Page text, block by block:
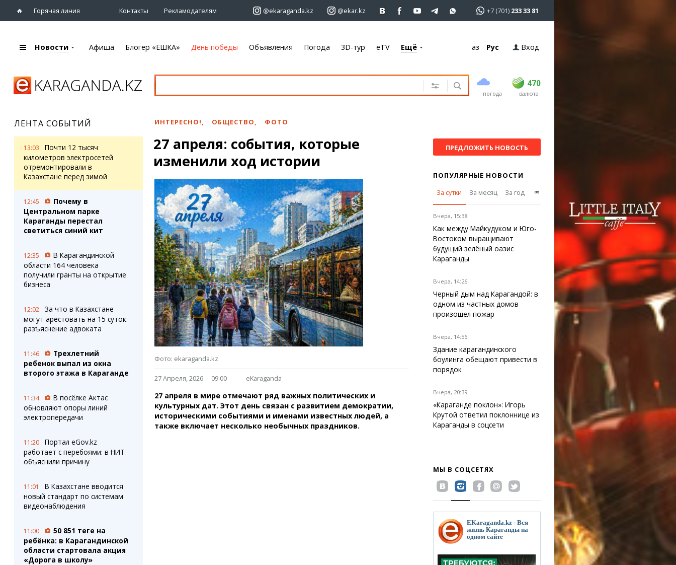
Горячая линия Контакты Рекламодателям @ekaraganda.kz @ekar.kz +7 (701) 233 33 81
Караганды
eTV
Рассылка новостей
Персоны
Интервью
Афиша
Театры
Спорт
Выставки
Цирк и зоопарк
Объявления
Автомобили
Услуги
Электроника
Мебель
Блогер «ЕШКА»
Лента блогера
Штрихи
Коллаж недели
Ешкин гороскоп
Карты
Web-камеры
Пробки
Карта Караганды
Организации
Мой участковый
Перекрытие дорог
Погода
Караганда
Темиртау
Балхаш
Жезказган
Фото
Видео
Timelapse
Сервисы
Переводчик
Справочник
Расписание транспорта
Автобусные остановки
Экстренные службы
Каталог компаний
Новости Афиша Блогер «ЕШКА» День победы Объявления Погода 3D-тур eTV Ещё Қаз Рус Вход
погода
470
USD 468.5 470
EUR валюта
ЛЕНТА СОБЫТИЙ
13:03
Почти 12 тысяч
километров электросетей
отремонтировали в
Казахстане перед зимой
12:45
Почему в
Центральном парке
Караганды перестал
светиться синий кит
12:35
В Карагандинской
области 164 человека
получили гранты на открытие
бизнеса
12:02
За что в Казахстане
могут арестовать на 15 суток:
разъяснение адвоката
11:46
Трехлетний
ребенок выпал из окна
второго этажа в Караганде
11:34
В посёлке Актас
обновляют опоры линий
электропередачи
11:20
Портал eGov.kz
работает с перебоями: в НИТ
объяснили причину
11:01
В Казахстане вводится
новый стандарт по системам
видеонаблюдения
11:00
50 851 теңге на
ребёнка: в Карагандинской
области стартовала акция
«Дорога в школу»
ИНТЕРЕСНО!, ОБЩЕСТВО, ФОТО
27 апреля: события, которые
изменили ход истории
Фото: ekaraganda.kz
27 Апреля, 2026 09:00 eKaraganda
27 апреля в мире отмечают ряд важных политических и
культурных дат. Этот день связан с развитием демократии,
историческими событиями и именами известных людей, а
также включает несколько необычных праздников.
ПРЕДЛОЖИТЬ НОВОСТЬ
ПОПУЛЯРНЫЕ НОВОСТИ
За сутки
За месяц За год ∞
Вчера, 15:38
Как между Майкудуком и Юго-
Востоком выращивают
будущий зелёный оазис
Караганды
Вчера, 14:26
Черный дым над Карагандой: в
одном из частных домов
произошел пожар
Вчера, 14:56
Здание карагандинского
боулинга обещают привести в
порядок
Вчера, 20:39
«Караганде поклон»: Игорь
Крутой ответил поклоннице из
Караганды в соцсети
МЫ В СОЦСЕТЯХ
EKaraganda.kz - Вся
жизнь Караганды на
одном сайте